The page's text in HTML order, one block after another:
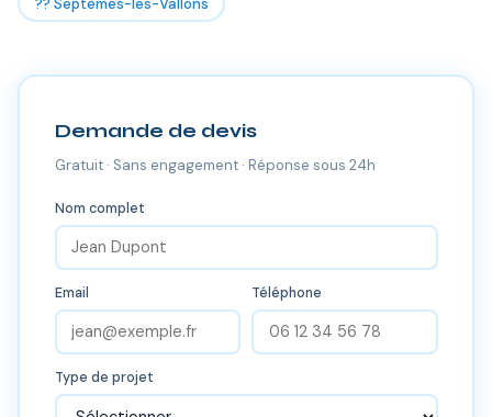
Demande de devis
Gratuit · Sans engagement · Réponse sous 24h
Nom complet
Email Téléphone
Type de projet